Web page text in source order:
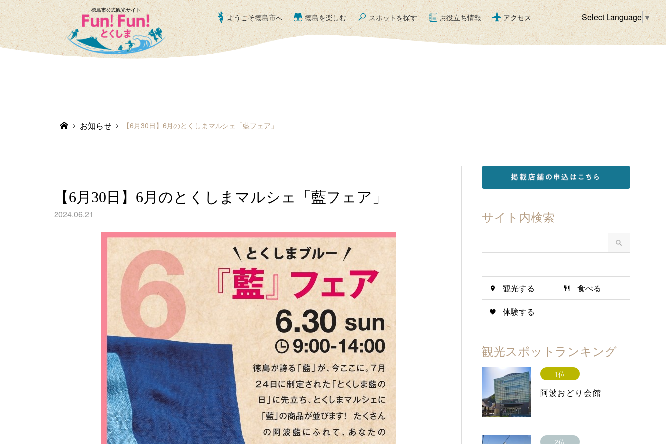
徳島市公式観光サイト
ようこそ徳島市へ 徳島を楽しむ スポットを探す お役立ち情報 アクセス Select Language ▼
お知らせ 【6月30日】6月のとくしまマルシェ「藍フェア」
【6月30日】6月のとくしまマルシェ「藍フェア」
2024.06.21 サイト内検索
観光する 食べる
体験する
観光スポットランキング
1位
阿波おどり会館
2位